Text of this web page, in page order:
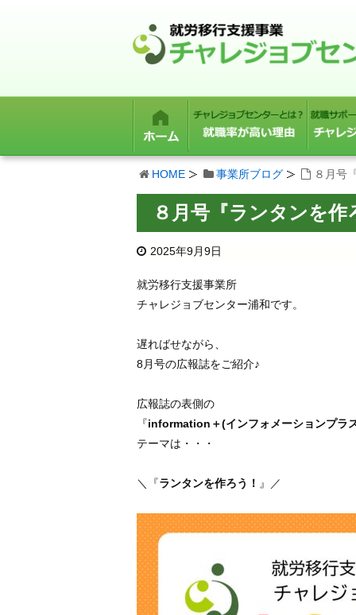
HOME 事業所ブログ ８月号
８月号『ランタンを
2025年9月9日
就労移行支援事業所
チャレジョブセンター浦和です。
遅ればせながら、
8月号の広報誌をご紹介♪
広報誌の表側の
『information＋(インフォメーションプラ
テーマは・・・
＼『ランタンを作ろう！ 』／